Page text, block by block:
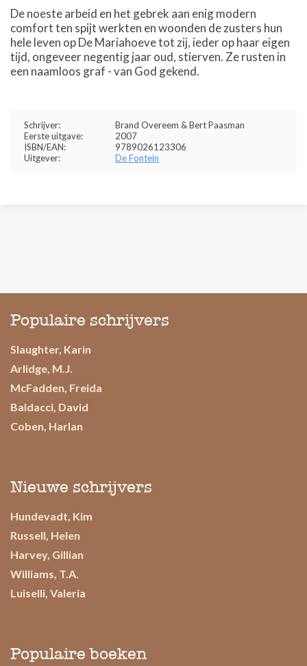
De noeste arbeid en het gebrek aan enig modern
comfort ten spijt werkten en woonden de zusters hun
hele leven op De Mariahoeve tot zij, ieder op haar eigen
tijd, ongeveer negentig jaar oud, stierven. Ze rusten in
een naamloos graf - van God gekend.
Schrijver:
Brand Overeem & Bert Paasman
Eerste uitgave:
2007
ISBN/EAN:
9789026123306
Uitgever:
De Fontein
Populaire schrijvers
Slaughter, Karin
Arlidge, M.J.
McFadden, Freida
Baldacci, David
Coben, Harlan
Nieuwe schrijvers
Hundevadt, Kim
Russell, Helen
Harvey, Gillian
Williams, T.A.
Luiselli, Valeria
Populaire boeken